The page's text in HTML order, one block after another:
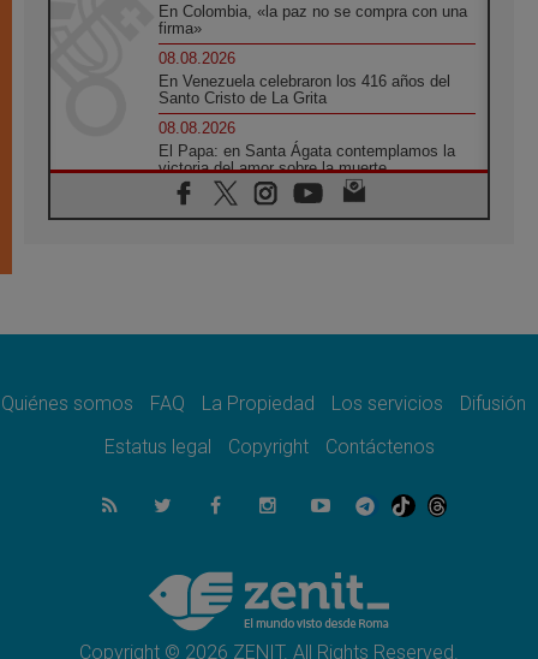
En Colombia, «la paz no se compra con una
firma»
08.08.2026
En Venezuela celebraron los 416 años del
Santo Cristo de La Grita
08.08.2026
El Papa: en Santa Ágata contemplamos la
victoria del amor sobre la muerte
08.08.2026
León XIV visitará el Santuario de la Madre
07.08.2026
07.08.2026
el compromiso del cristiano"
La matanza de niños en Gaza no cesa: 300
muertos en 300 días
Tagle: La guerra desfigura el mundo, solo la
revelación de Dios lo transfigura
Quiénes somos FAQ La Propiedad Los servicios
Difusión
Estatus legal
Copyright Contáctenos
Copyright © 2026 ZENIT. All Rights Reserved.